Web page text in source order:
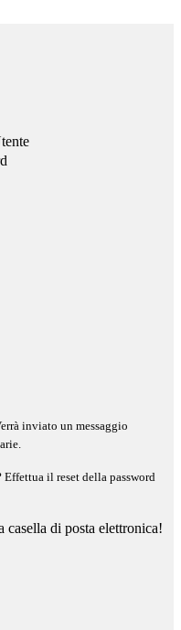
inviato un messaggio
Effettua il reset della password
di posta elettronica!